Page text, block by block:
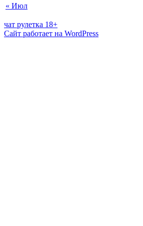
« Июл
чат рулетка 18+
Сайт работает на WordPress